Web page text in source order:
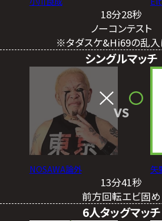
18分28秒
ノーコンテスト
※タダスケ&Hi69の乱入
シングルマッチ
NOSAWA論外
VS
矢
13分41秒
前方回転エビ固め
6人タッグマッチ